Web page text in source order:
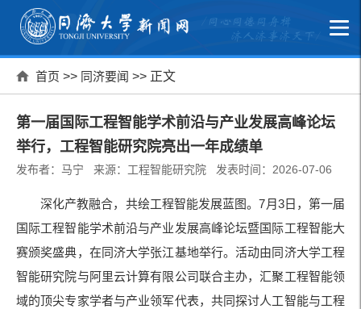
首页 >> 同济要闻 >> 正文
第一届国际工程智能学术前沿与产业发展高峰论坛
举行，工程智能研究院亮出一年成绩单
发布者：马宁 来源：工程智能研究院 发表时间：2026-07-06
深化产教融合，共绘工程智能发展蓝图。7月3日，第一届
国际工程智能学术前沿与产业发展高峰论坛暨国际工程智能大
赛颁奖盛典，在同济大学张江基地举行。活动由同济大学工程
智能研究院与阿里云计算有限公司联合主办，汇聚工程智能领
域的顶尖专家学者与产业领军代表，共同探讨人工智能与工程